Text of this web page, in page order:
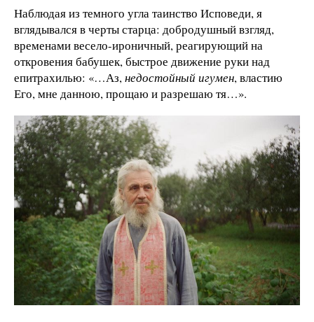
Наблюдая из темного угла таинство Исповеди, я
вглядывался в черты старца: добродушный взгляд,
временами весело-ироничный, реагирующий на
откровения бабушек, быстрое движение руки над
епитрахилью: «…Аз,недостойный игумен, властию
Его, мне данною, прощаю и разрешаю тя…».